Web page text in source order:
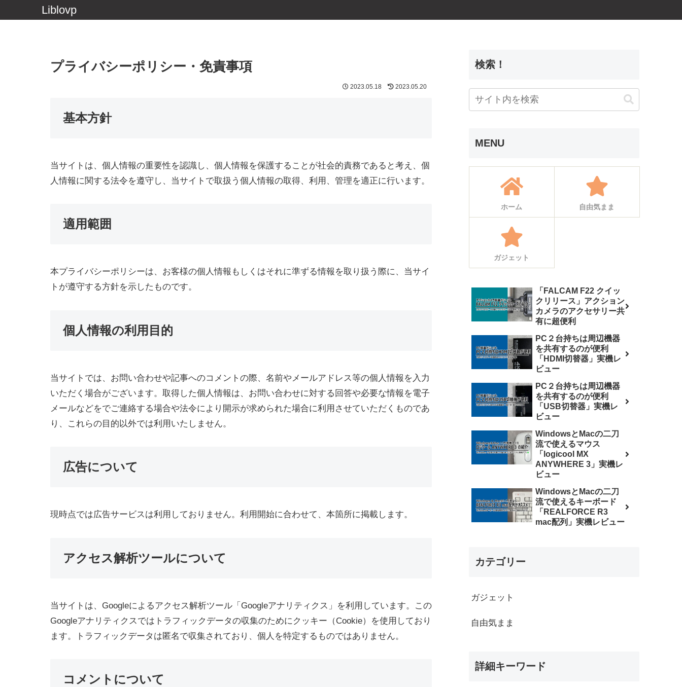
Liblovp
プライバシーポリシー・免責事項
2023.05.18 2023.05.20
基本方針
当サイトは、個人情報の重要性を認識し、個人情報を保護することが社会的責務であると考え、個
人情報に関する法令を遵守し、当サイトで取扱う個人情報の取得、利用、管理を適正に行います。
適用範囲
本プライバシーポリシーは、お客様の個人情報もしくはそれに準ずる情報を取り扱う際に、当サイ
トが遵守する方針を示したものです。
個人情報の利用目的
当サイトでは、お問い合わせや記事へのコメントの際、名前やメールアドレス等の個人情報を入力
いただく場合がございます。取得した個人情報は、お問い合わせに対する回答や必要な情報を電子
メールなどをでご連絡する場合や法令により開示が求められた場合に利用させていただくものであ
り、これらの目的以外では利用いたしません。
広告について
現時点では広告サービスは利用しておりません。利用開始に合わせて、本箇所に掲載します。
アクセス解析ツールについて
当サイトは、Googleによるアクセス解析ツール「Googleアナリティクス」を利用しています。この
Googleアナリティクスではトラフィックデータの収集のためにクッキー（Cookie）を使用しており
ます。トラフィックデータは匿名で収集されており、個人を特定するものではありません。
コメントについて
検索！
MENU
ホーム 自由気まま
ガジェット
「FALCAM F22 クイッ
クリリース」アクション
カメラのアクセサリー共
有に超便利
PC２台持ちは周辺機器
を共有するのが便利
「HDMI切替器」実機レ
ビュー
PC２台持ちは周辺機器
を共有するのが便利
「USB切替器」実機レ
ビュー
WindowsとMacの二刀
流で使えるマウス
「logicool MX
ANYWHERE 3」実機レ
ビュー
WindowsとMacの二刀
流で使えるキーボード
「REALFORCE R3
mac配列」実機レビュー
カテゴリー
ガジェット
自由気まま
詳細キーワード